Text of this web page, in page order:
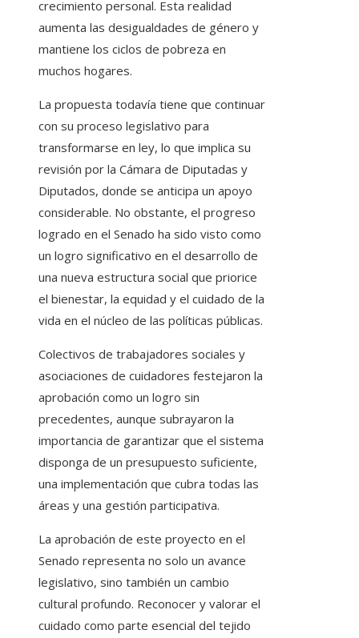
crecimiento personal. Esta realidad
aumenta las desigualdades de género y
mantiene los ciclos de pobreza en
muchos hogares.
La propuesta todavía tiene que continuar
con su proceso legislativo para
transformarse en ley, lo que implica su
revisión por la Cámara de Diputadas y
Diputados, donde se anticipa un apoyo
considerable. No obstante, el progreso
logrado en el Senado ha sido visto como
un logro significativo en el desarrollo de
una nueva estructura social que priorice
el bienestar, la equidad y el cuidado de la
vida en el núcleo de las políticas públicas.
Colectivos de trabajadores sociales y
asociaciones de cuidadores festejaron la
aprobación como un logro sin
precedentes, aunque subrayaron la
importancia de garantizar que el sistema
disponga de un presupuesto suficiente,
una implementación que cubra todas las
áreas y una gestión participativa.
La aprobación de este proyecto en el
Senado representa no solo un avance
legislativo, sino también un cambio
cultural profundo. Reconocer y valorar el
cuidado como parte esencial del tejido